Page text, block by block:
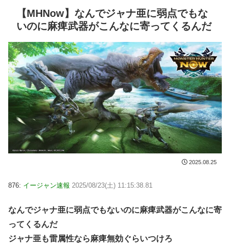
【MHNow】なんでジャナ亜に弱点でもな
いのに麻痺武器がこんなに寄ってくるんだ
2025.08.25
876: イージャン速報 2025/08/23(土) 11:15:38.81
なんでジャナ亜に弱点でもないのに麻痺武器がこんなに寄
ってくるんだ
ジャナ亜も雷属性なら麻痺無効ぐらいつけろ